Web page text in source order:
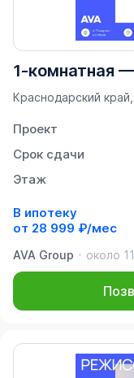
1-комнатная —
Краснодарский
Проект
Срок сдачи
Этаж
В ипотеку
от 28 999 ₽/мес
AVA Group
около